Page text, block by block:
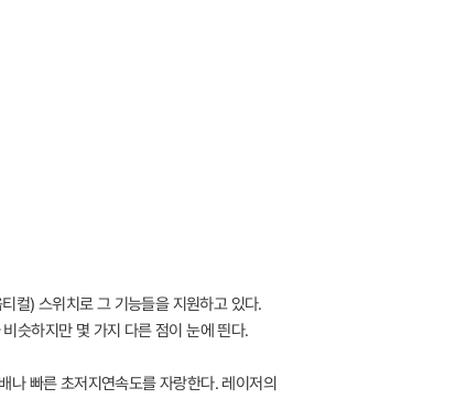
컬) 스위치로 그 기능들을 지원하고 있다.
슷하지만 몇 가지 다른 점이 눈에 띈다.
빠른 초저지연속도를 자랑한다. 레이저의